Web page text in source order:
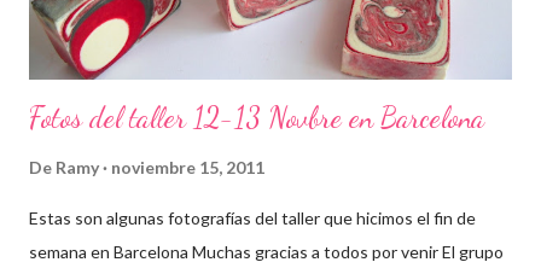
Fotos del taller 12-13 Novbre en Barcelona
De Ramy noviembre 15, 2011
Estas son algunas fotografías del taller que hicimos el fin de
semana en Barcelona Muchas gracias a todos por venir El grupo